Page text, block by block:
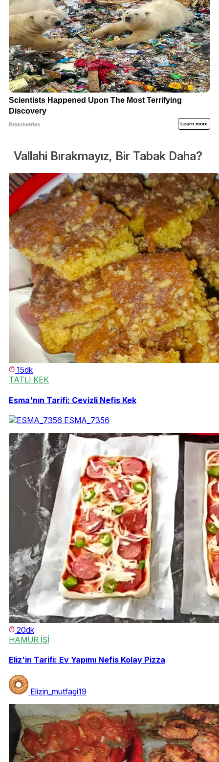
Vallahi Bırakmayız, Bir Tabak Daha?
15dk
TATLI KEK
Esma'nın Tarifi: Cevizli Nefis Kek
ESMA_7356
20dk
HAMUR İŞİ
Eliz'in Tarifi: Ev Yapımı Nefis Kolay Pizza
Elizin_mutfagi19